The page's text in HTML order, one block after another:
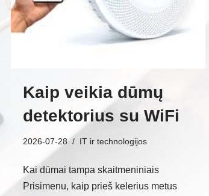
Kaip veikia dūmų
detektorius su WiFi
2026-07-28 IT ir technologijos
Kai dūmai tampa skaitmeniniais
Prisimenu, kaip prieš kelerius metus